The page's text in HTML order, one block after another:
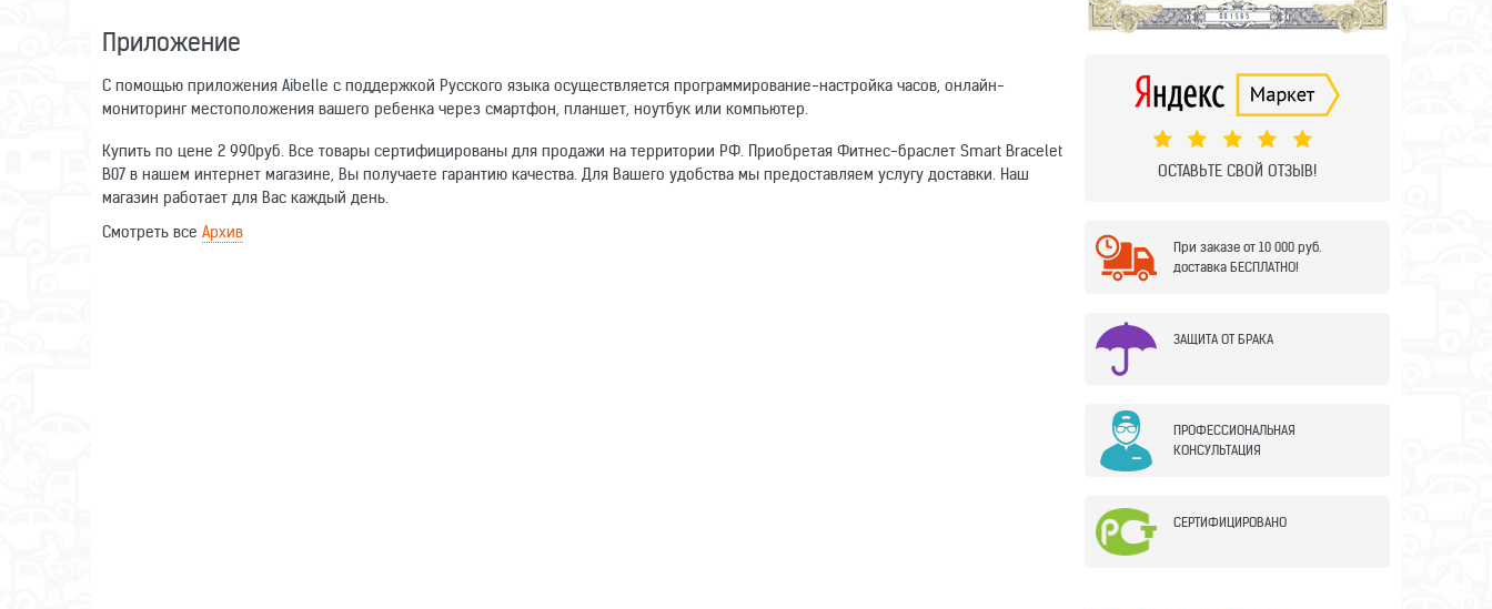
Приложение
С помощью приложения Aibelle с поддержкой Русского языка осуществляется программирование-настройка часов, онлайн-
мониторинг местоположения вашего ребенка через смартфон, планшет, ноутбук или компьютер.
Купить по цене 2 990руб. Все товары сертифицированы для продажи на территории РФ. Приобретая Фитнес-браслет Smart Bracelet
B07 в нашем интернет магазине, Вы получаете гарантию качества. Для Вашего удобства мы предоставляем услугу доставки. Наш
магазин работает для Вас каждый день.
Смотреть все Архив
ОСТАВЬТЕ СВОЙ ОТЗЫВ!
При заказе от 10 000 руб.
доставка БЕСПЛАТНО!
ЗАЩИТА ОТ БРАКА
ПРОФЕССИОНАЛЬНАЯ
КОНСУЛЬТАЦИЯ
СЕРТИФИЦИРОВАНО